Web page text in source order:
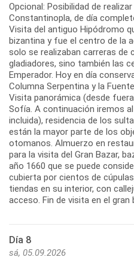
Opcional: Posibilidad de
Constantinopla, de día
Visita del antiguo Hipódromo
bizantina y fue el centro de la
solo se realizaban carreras de
gladiadores, sino también las
Emperador. Hoy en día
Columna Serpentina y la
Visita panorámica (desde
Sofía. A continuación iremos
incluida), residencia de los
están la mayor parte de los
otomanos. Almuerzo en
para la visita del Gran Bazar,
año 1660 que se puede
cubierta por cientos de
tiendas en su interior, con
acceso. Fin de visita en el gran
Día 8
sá, 05.09.2026